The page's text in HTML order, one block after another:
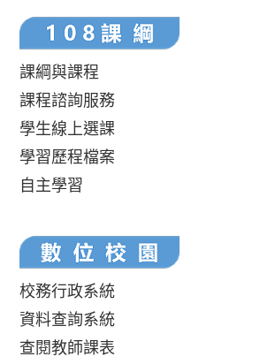
課綱與課程
課程諮詢服務
學生線上選課
學習歷程檔案
自主學習
校務行政系統
資料查詢系統
查閱教師課表